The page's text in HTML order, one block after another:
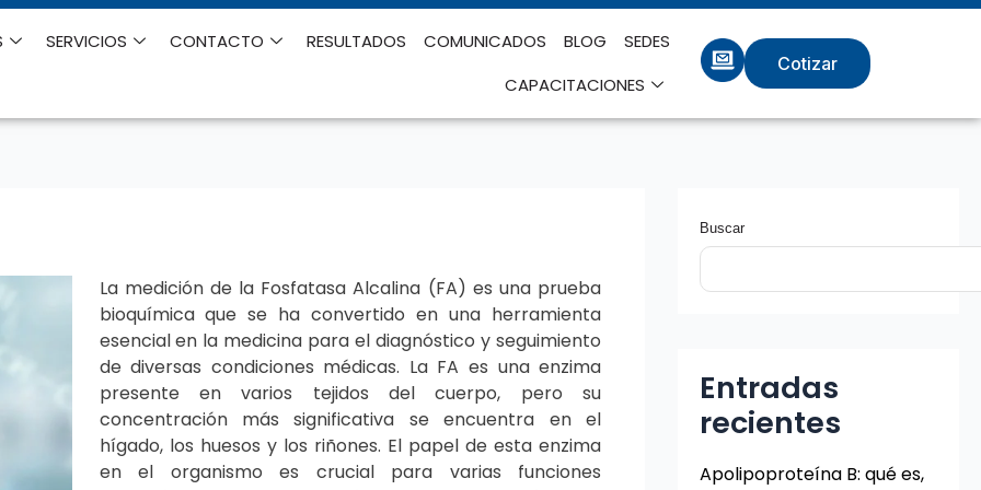
SERVICIOS CONTACTO RESULTADOS COMUNICADOS BLOG
SEDES
CAPACITACIONES
Cotizar
La medición de la Fosfatasa Alcalina (FA) es una prueba
bioquímica que se ha convertido en una herramienta
esencial en la medicina para el diagnóstico y seguimiento
de diversas condiciones médicas. La FA es una enzima
presente en varios tejidos del cuerpo, pero su
concentración más significativa se encuentra en el
hígado, los huesos y los riñones. El papel de esta enzima
en el organismo es crucial para varias funciones
Buscar
Entradas
recientes
Apolipoproteína B: qué es,